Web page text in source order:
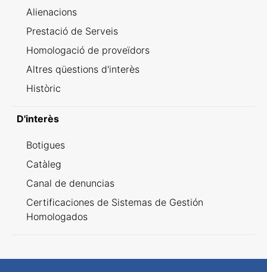
Alienacions
Prestació de Serveis
Homologació de proveïdors
Altres qüestions d'interès
Històric
D'interès
Botigues
Catàleg
Canal de denuncias
Certificaciones de Sistemas de Gestión
Homologados